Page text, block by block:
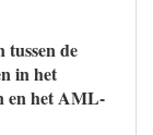
tussen de
in het
en het AML-